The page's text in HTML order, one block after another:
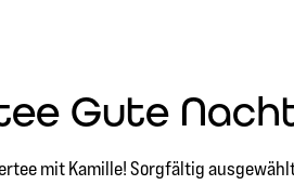
Gute
mit Kamille! Sorgfältig